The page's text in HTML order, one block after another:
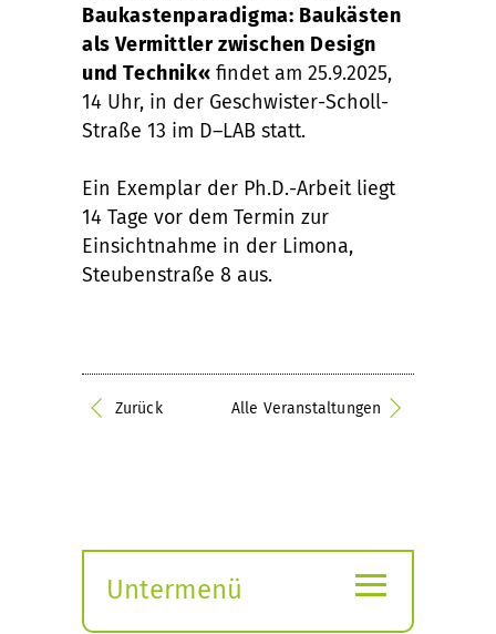
Baukastenparadigma: Baukästen
als Vermittler zwischen Design
und Technik« findet am 25.9.2025,
14 Uhr, in der Geschwister-Scholl-
Straße 13 im D–LAB statt.
Ein Exemplar der Ph.D.-Arbeit liegt
14 Tage vor dem Termin zur
Einsichtnahme in der Limona,
Steubenstraße 8 aus.
Zurück Alle Veranstaltungen
Untermenü
≡